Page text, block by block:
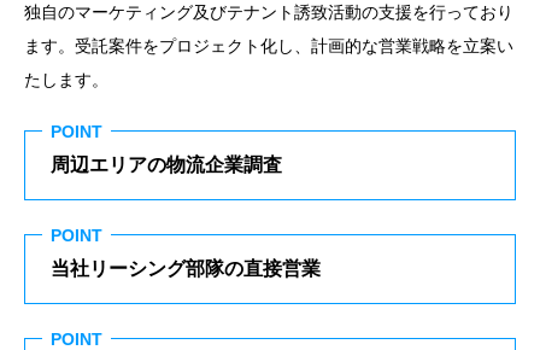
独自のマーケティング及びテナント誘致活動の支援を行っており
ます。受託案件をプロジェクト化し、計画的な営業戦略を立案い
たします。
POINT
周辺エリアの物流企業調査
POINT
当社リーシング部隊の直接営業
POINT